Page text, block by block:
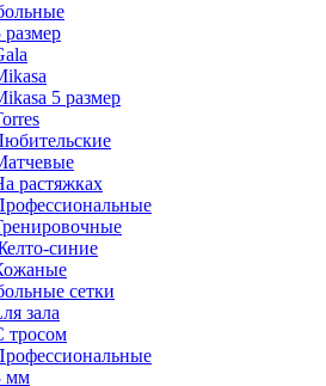
размер
5 размер
растяжках
синие
сетки
зала
тросом
мм